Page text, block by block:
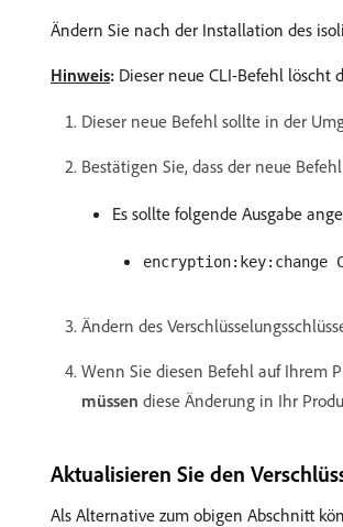
Ändern Sie nach der Installation des
Hinweis: Dieser neue CLI-Befehl löscht
Dieser neue Befehl sollte in der
Bestätigen Sie, dass der neue
Es sollte folgende Ausgabe
Ändern des
Wenn Sie diesen Befehl auf Ihrem
müssen diese Änderung in Ihr
Aktualisieren Sie den
Als Alternative zum obigen Abschnitt